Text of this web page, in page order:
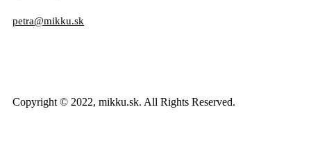
petra@mikku.sk
Copyright © 2022, mikku.sk. All Rights Reserved.